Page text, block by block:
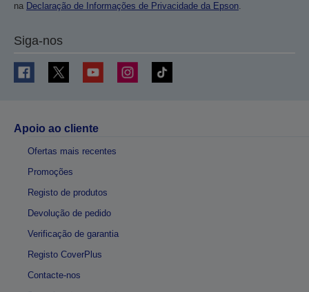
na Declaração de Informações de Privacidade da Epson.
Siga-nos
Apoio ao cliente
Ofertas mais recentes
Promoções
Registo de produtos
Devolução de pedido
Verificação de garantia
Registo CoverPlus
Contacte-nos